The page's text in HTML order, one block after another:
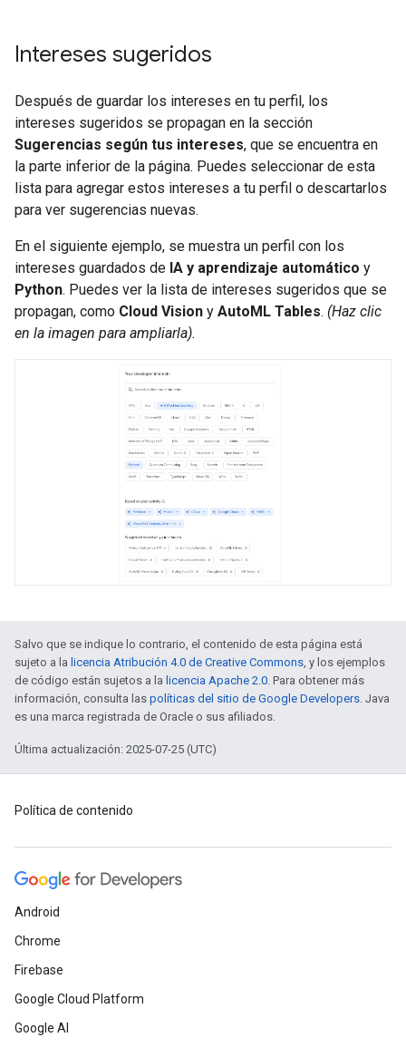
Intereses sugeridos
Después de guardar los intereses en tu perfil, los
intereses sugeridos se propagan en la sección
Sugerencias según tus intereses, que se encuentra en
la parte inferior de la página. Puedes seleccionar de esta
lista para agregar estos intereses a tu perfil o descartarlos
para ver sugerencias nuevas.
En el siguiente ejemplo, se muestra un perfil con los
intereses guardados de IA y aprendizaje automático y
Python. Puedes ver la lista de intereses sugeridos que se
propagan, como Cloud Vision y AutoML Tables. (Haz clic
en la imagen para ampliarla).
Salvo que se indique lo contrario, el contenido de esta página está
sujeto a la licencia Atribución 4.0 de Creative Commons, y los ejemplos
de código están sujetos a la licencia Apache 2.0. Para obtener más
información, consulta las políticas del sitio de Google Developers. Java
es una marca registrada de Oracle o sus afiliados.
Última actualización: 2025-07-25 (UTC)
Política de contenido
Android
Chrome
Firebase
Google Cloud Platform
Google AI